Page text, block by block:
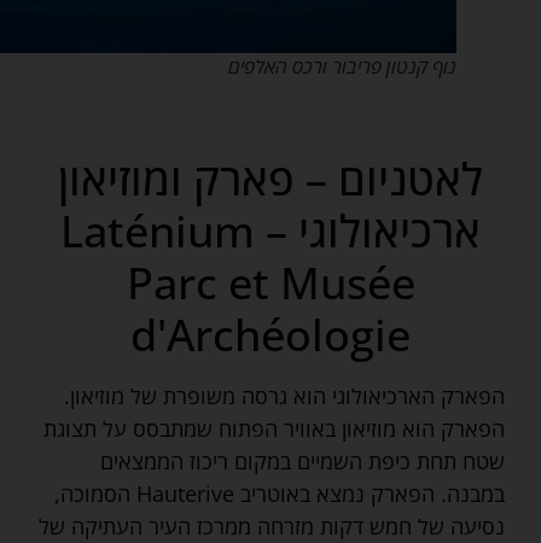
נוף קנטון פריבור ורכס האלפים
לאטניום – פארק ומוזיאון
ארכיאולוגי Laténium –
Parc et Musée
d'Archéologie
הפארק הארכיאולוגי הוא גרסה משופרת של מוזיאון.
הפארק הוא מוזיאון באוויר הפתוח שמתבסס על תצוגת
שטח תחת כיפת השמיים במקום ריכוז הממצאים
במבנה. הפארק נמצא באוטריב Hauterive הסמוכה,
נסיעה של חמש דקות מזרחה ממרכז העיר העתיקה של